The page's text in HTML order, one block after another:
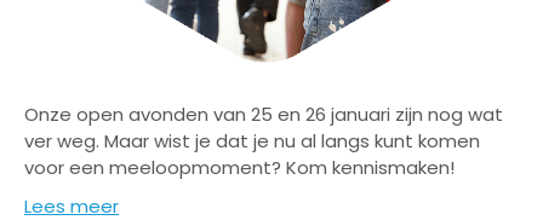
Onze open avonden van 25 en 26 januari zijn nog wat
ver weg. Maar wist je dat je nu al langs kunt komen
voor een meeloopmoment? Kom kennismaken!
Lees meer